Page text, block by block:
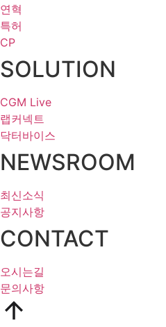
연혁
특허
CP
SOLUTION
CGM Live
랩커넥트
닥터바이스
NEWSROOM
최신소식
공지사항
CONTACT
오시는길
문의사항